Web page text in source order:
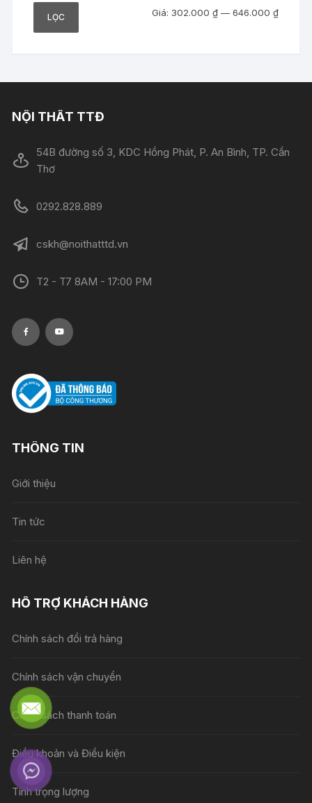
Giá
Giá
LỌC Giá: 302.000 ₫— 646.000 ₫
NỘI THẤT TTĐ
54B đường số 3, KDC Hồng Phát, P. An Bình, TP. Cần
Thơ
0292.828.889
cskh@noithatttd.vn
T2 - T7 8AM - 17:00 PM
THÔNG TIN
Giới thiệu
Tin tức
Liên hệ
HỖ TRỢ KHÁCH HÀNG
Chính sách đổi trả hàng
Chính sách vận chuyển
Chính sách thanh toán
Điều khoản và Điều kiện
Tính trọng lượng